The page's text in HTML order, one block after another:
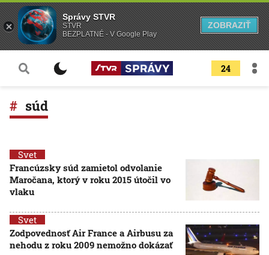
24
súd
Svet
Francúzsky súd zamietol odvolanie
Maročana, ktorý v roku 2015 útočil vo
vlaku
Svet
Zodpovednosť Air France a Airbusu za
nehodu z roku 2009 nemožno dokázať
Správy STVR
STVR
BEZPLATNÉ - V Google Play
ZOBRAZIŤ